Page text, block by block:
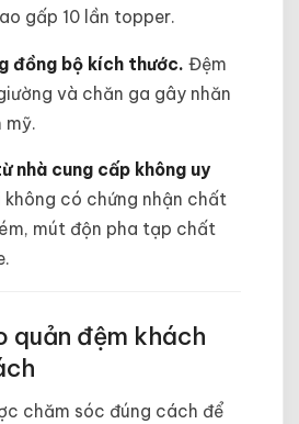
gấp 10 lần topper.
đồng bộ kích thước. Đệm
và chăn ga gây nhăn
mỹ.
nhà cung cấp không uy
có chứng nhận chất
mút độn pha tạp chất
quản đệm khách
chăm sóc đúng cách để